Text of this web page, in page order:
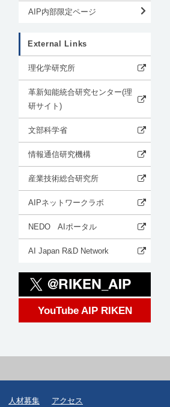
AIP内部限定ページ
External Links
理化学研究所
革新知能統合研究センター(理
研サイト)
文部科学省
情報通信研究機構
産業技術総合研究所
AIPネットワークラボ
NEDO AIポータル
AI Japan R&D Network
YouTube AIP RIKEN
人材募集 アクセス